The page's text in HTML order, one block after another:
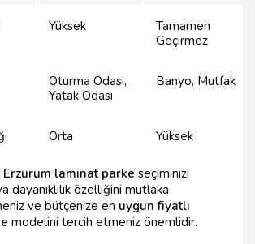
Yüksek
Tamamen
Geçirmez
Oturma Odası,
Yatak Odası
Banyo, Mutfak
Orta Yüksek
Erzurum laminat parke seçiminizi
dayanıklılık özelliğini mutlaka
ve bütçenize en uygun fiyatlı
modelini tercih etmeniz önemlidir.